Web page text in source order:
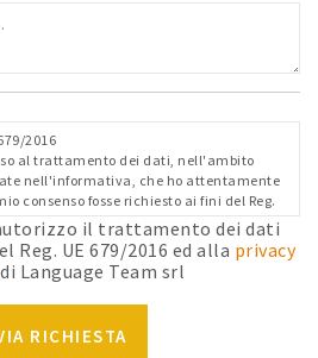
2016
al trattamento dei dati, nell'ambito
nell'informativa, che ho attentamente
consenso fosse richiesto ai fini del Reg.
anagrafici riportati.il trattamento dei dati
Reg. UE 679/2016 ed alla privacy
Language Team srl
RICHIESTA